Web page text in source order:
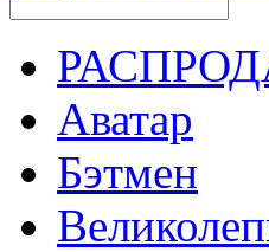
Аватар
Бэтмен